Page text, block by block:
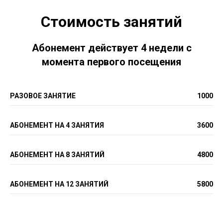
Стоимость занятий
Абонемент действует 4 недели с
момента первого посещения
РАЗОВОЕ ЗАНЯТИЕ 1000
АБОНЕМЕНТ НА 4 ЗАНЯТИЯ 3600
АБОНЕМЕНТ НА 8 ЗАНЯТИЙ 4800
АБОНЕМЕНТ НА 12 ЗАНЯТИЙ 5800